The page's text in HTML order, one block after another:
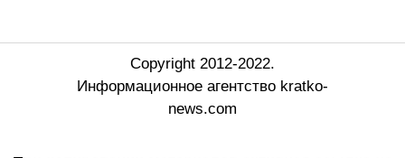
Copyright 2012-2022.
Информационное агентство kratko-
news.com